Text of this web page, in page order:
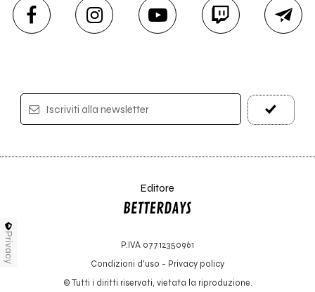
Iscriviti alla newsletter
Editore
P.IVA 07712350961
Condizioni d'uso - Privacy policy
© Tutti i diritti riservati, vietata la riproduzione.
Privacy